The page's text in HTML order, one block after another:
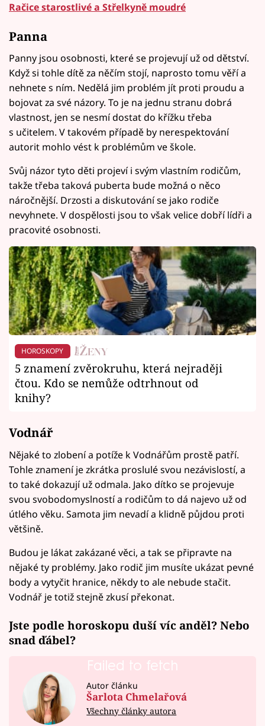
Račice starostlivé a Střelkyně moudré
Panna
Panny jsou osobnosti, které se projevují už od dětství.
Když si tohle dítě za něčím stojí, naprosto tomu věří a
nehnete s ním. Nedělá jim problém jít proti proudu a
bojovat za své názory. To je na jednu stranu dobrá
vlastnost, jen se nesmí dostat do křížku třeba
s učitelem. V takovém případě by nerespektování
autorit mohlo vést k problémům ve škole.
Svůj názor tyto děti projeví i svým vlastním rodičům,
takže třeba taková puberta bude možná o něco
náročnější. Drzosti a diskutování se jako rodiče
nevyhnete. V dospělosti jsou to však velice dobří lídři a
pracovité osobnosti.
HOROSKOPY
5 znamení zvěrokruhu, která nejraději
čtou. Kdo se nemůže odtrhnout od
knihy?
Vodnář
Nějaké to zlobení a potíže k Vodnářům prostě patří.
Tohle znamení je zkrátka proslulé svou nezávislostí, a
to také dokazují už odmala. Jako dítko se projevuje
svou svobodomyslností a rodičům to dá najevo už od
útlého věku. Samota jim nevadí a klidně půjdou proti
většině.
Budou je lákat zakázané věci, a tak se připravte na
nějaké ty problémy. Jako rodič jim musíte ukázat pevné
body a vytyčit hranice, někdy to ale nebude stačit.
Vodnář je totiž stejně zkusí překonat.
Jste podle horoskopu duší víc anděl? Nebo
snad ďábel?
Failed to fetch
Autor článku
Šarlota Chmelařová
Všechny články autora